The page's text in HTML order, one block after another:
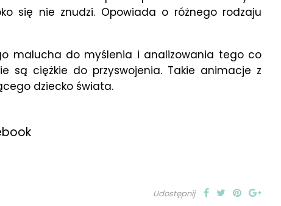
się nie znudzi. Opowiada o różnego rodzaju
malucha do myślenia i analizowania tego co
są ciężkie do przyswojenia. Takie animacje z
dziecko świata.
Udostępnij